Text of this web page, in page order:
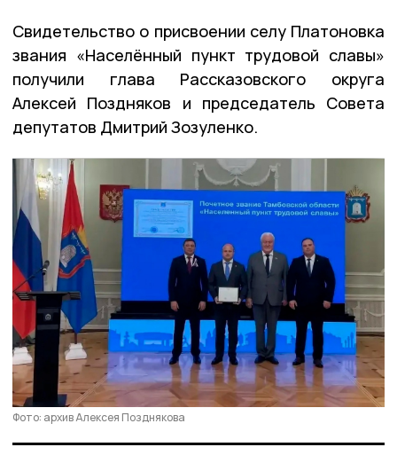
Свидетельство о присвоении селу Платоновка
звания «Населённый пункт трудовой славы»
получили глава Рассказовского округа
Алексей Поздняков и председатель Совета
депутатов Дмитрий Зозуленко.
Фото: архив Алексея Позднякова